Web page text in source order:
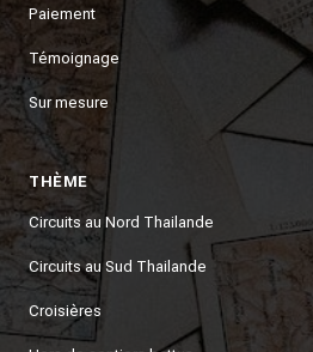
Paiement
Témoignage
Sur mesure
THÈME
Circuits au Nord Thailande
Circuits au Sud Thailande
Croisières